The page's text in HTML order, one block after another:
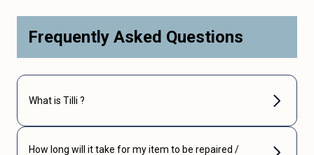
Frequently Asked Questions
What is Tilli ?
How long will it take for my item to be repaired /